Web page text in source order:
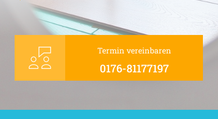
Termin vereinbaren
0176-81177197